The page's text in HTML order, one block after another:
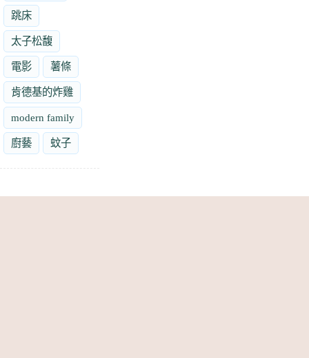
跳床
太子松馥
電影 薯條
肯德基的炸雞
modern family
廚藝 蚊子